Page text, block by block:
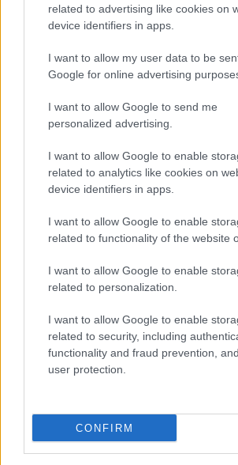
related to advertising like cookies on
device identifiers in apps.
I want to allow my user data to be
Google for online advertising
I want to allow Google to send me
personalized advertising.
I want to allow Google to enable
related to analytics like cookies on
device identifiers in apps.
I want to allow Google to enable
related to functionality of the website
I want to allow Google to enable
related to personalization.
I want to allow Google to enable
related to security, including
functionality and fraud prevention,
user protection.
CONFIRM
Ελαστικά & Καλοκαίρι: Πώς να
σε 2 λεπτά πριν το ταξίδι